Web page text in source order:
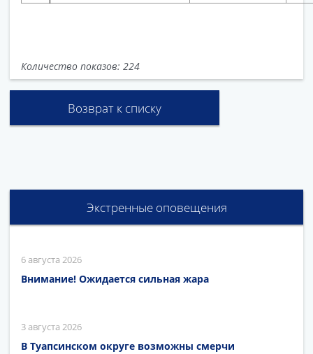
Количество показов: 224
Возврат к списку
Экстренные оповещения
6 августа 2026
Внимание! Ожидается сильная жара
3 августа 2026
В Туапсинском округе возможны смерчи